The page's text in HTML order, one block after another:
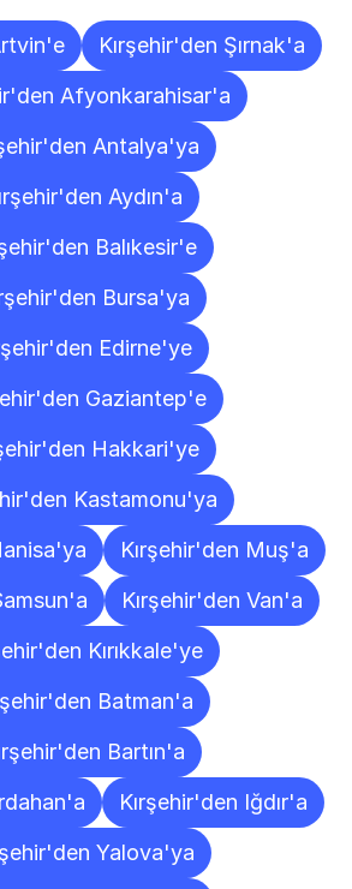
Kırşehir'den Şırnak'a
Afyonkarahisar'a
Antalya'ya
Aydın'a
Balıkesir'e
Bursa'ya
Edirne'ye
Gaziantep'e
Hakkari'ye
Kastamonu'ya
Kırşehir'den Muş'a
Kırşehir'den Van'a
Kırıkkale'ye
Batman'a
Bartın'a
Kırşehir'den Iğdır'a
Yalova'ya